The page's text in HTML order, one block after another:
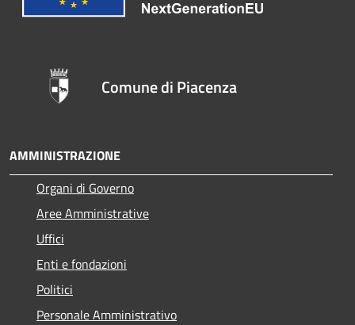
Comune di Piacenza
AMMINISTRAZIONE
Organi di Governo
Aree Amministrative
Uffici
Enti e fondazioni
Politici
Personale Amministrativo